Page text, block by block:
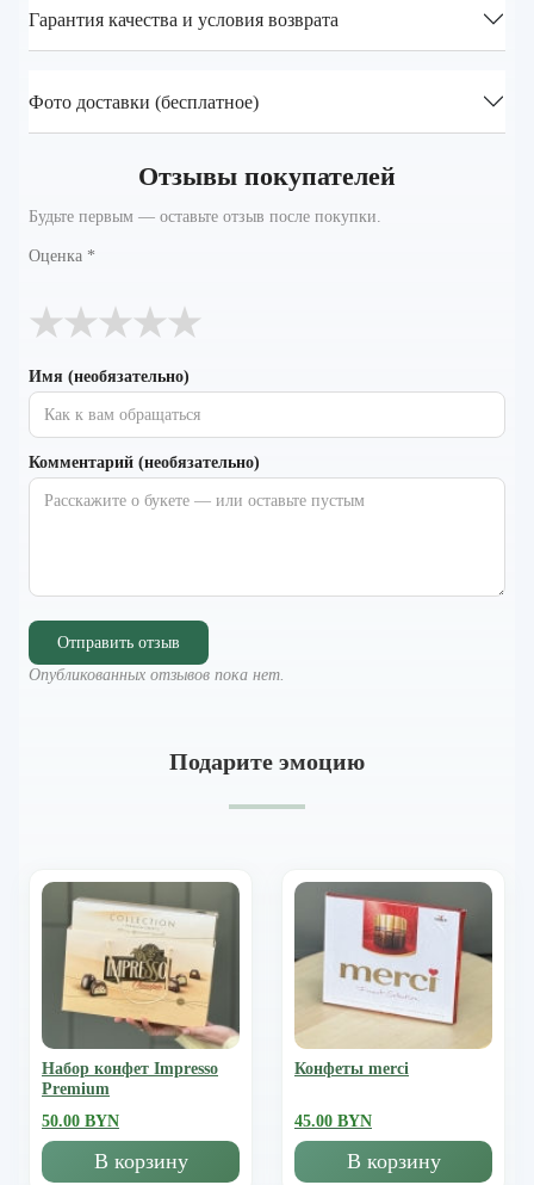
Гарантия качества и условия возврата
Фото доставки (бесплатное)
Отзывы покупателей
Будьте первым — оставьте отзыв после покупки.
Оценка *
★
★
★
★
★
Имя (необязательно)
Комментарий (необязательно)
Отправить отзыв
Опубликованных отзывов пока нет.
Подарите эмоцию
Набор конфет Impresso
Premium
50.00 BYN
В корзину
Конфеты merci
45.00 BYN
В корзину